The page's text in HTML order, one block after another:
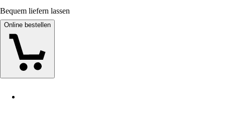
Bequem liefern lassen
Online bestellen